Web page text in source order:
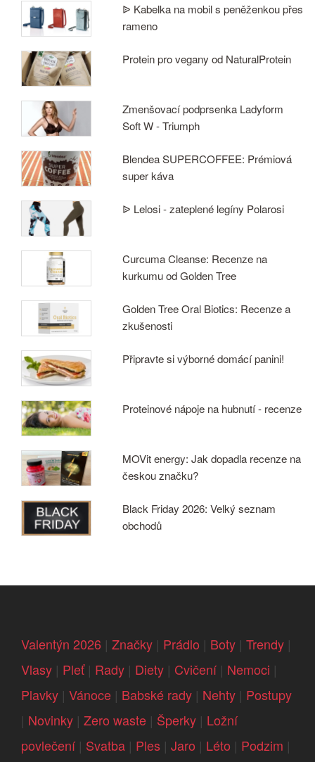
ᐉ Kabelka na mobil s peněženkou přes
rameno
Protein pro vegany od NaturalProtein
Zmenšovací podprsenka Ladyform
Soft W - Triumph
Blendea SUPERCOFFEE: Prémiová
super káva
ᐉ Lelosi - zateplené legíny Polarosi
Curcuma Cleanse: Recenze na
kurkumu od Golden Tree
Golden Tree Oral Biotics: Recenze a
zkušenosti
Připravte si výborné domácí panini!
Proteinové nápoje na hubnutí - recenze
MOVit energy: Jak dopadla recenze na
českou značku?
Black Friday 2026: Velký seznam
obchodů
Valentýn 2026 | Značky | Prádlo | Boty | Trendy |
Vlasy | Pleť| Rady | Diety | Cvičení| Nemoci |
Plavky | Vánoce | Babské rady | Nehty | Postupy
| Novinky | Zero waste | Šperky | Ložní
povlečení| Svatba | Ples | Jaro | Léto | Podzim |